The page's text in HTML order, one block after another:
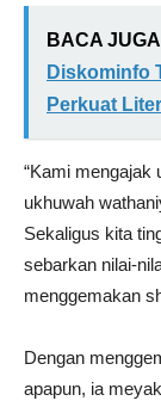
BACA
Diskominfo
Perkuat
“Kami mengajak
ukhuwah
Sekaligus kita
sebarkan nilai-
menggemakan
Dengan
apapun, ia